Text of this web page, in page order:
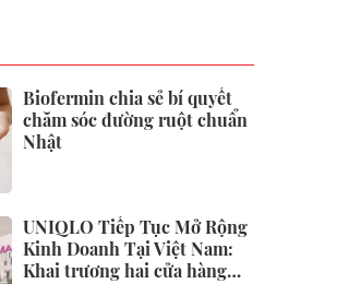
Biofermin chia sẻ bí quyết
chăm sóc đường ruột chuẩn
Nhật
UNIQLO Tiếp Tục Mở Rộng
Kinh Doanh Tại Việt Nam:
Khai trương hai cửa hàng